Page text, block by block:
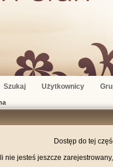
Szukaj Użytkownicy
Dostęp do tej
nie jesteś jeszcze